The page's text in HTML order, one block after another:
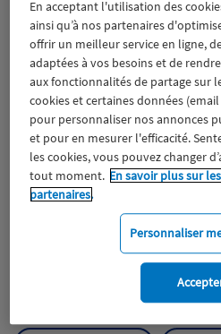
Lesthématiques
Aidants Catastrophes
Expérience clients
Mobilité
Protection de l'environnement
Protection des océans
En acceptant l'utilisation des
ainsi qu’à nos partenaires
offrir un meilleur service en ligne,
adaptées à vos besoins et de
aux fonctionnalités de partage sur
cookies et certaines données
pour personnaliser nos annonces
et pour en mesurer l'efficacité.
les cookies, vous pouvez changer
tout moment. En savoir plus sur
partenaires.
Personnaliser